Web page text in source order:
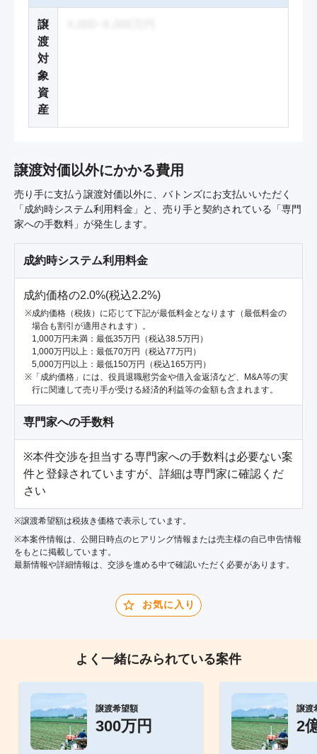
譲
渡
対
象
資
産
譲渡対価以外にかかる費用
売り手に支払う譲渡対価以外に、バトンズにお支払いいただく
「成約時システム利用料金」と、売り手と契約されている「専門
家への手数料」が発生します。
成約時システム利用料金
成約価格の2.0%(税込2.2%)
成約価格（税抜）に応じて下記が最低料金となります（最低料金の
場合も割引が適用されます）。
1,000万円未満：最低35万円（税込38.5万円）
1,000万円以上：最低70万円（税込77万円）
5,000万円以上：最低150万円（税込165万円）
「成約価格」には、役員退職慰労金や借入金返済など、M&A等の実
行に関連して売り手が受ける経済的利益等の金額も含まれます。
専門家への手数料
※本件交渉を担当する専門家への手数料は必要ない案
件と登録されていますが、詳細は専門家に確認くだ
さい
※譲渡希望額は税抜き価格で表示しています。
※本案件情報は、公開日時点のヒアリング情報または売主様の自己申告情報
をもとに掲載しています。
最新情報や詳細情報は、交渉を進める中で確認いただく必要があります。
お気に入り
よく一緒にみられている案件
譲渡希望額
300万円
譲渡
2